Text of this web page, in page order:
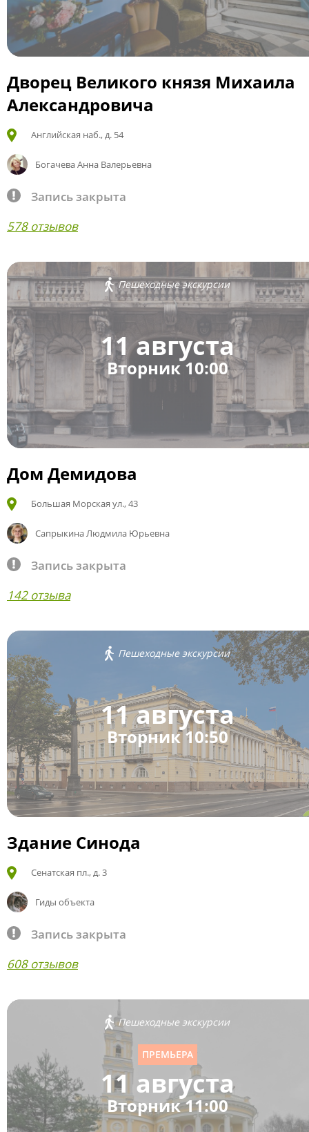
Дворец Великого князя Михаила
Александровича
Английская наб., д. 54
Богачева Анна Валерьевна
Запись закрыта
578 отзывов
Пешеходные экскурсии
11 августа
Вторник 10:00
Дом Демидова
Большая Морская ул., 43
Сапрыкина Людмила Юрьевна
Запись закрыта
142 отзыва
Пешеходные экскурсии
11 августа
Вторник 10:50
Здание Синода
Сенатская пл., д. 3
Гиды объекта
Запись закрыта
608 отзывов
Пешеходные экскурсии
ПРЕМЬЕРА
11 августа
Вторник 11:00